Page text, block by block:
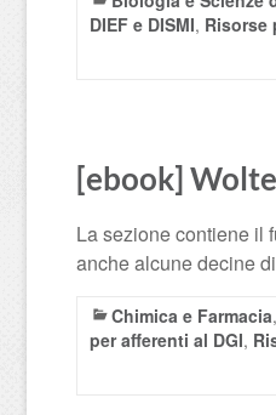
DIEF e DISMI, Risorse
[ebook]
La sezione contiene il
anche alcune decine
Chimica e Farmacia,
per afferenti al DGI,